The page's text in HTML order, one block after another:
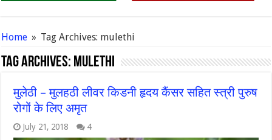
Home » Tag Archives: mulethi
Tag Archives: mulethi
मुलेठी – मुलहठी लीवर किडनी हृदय कैंसर सहित स्त्री पुरुष
रोगों के लिए अमृत
July 21, 2018 4